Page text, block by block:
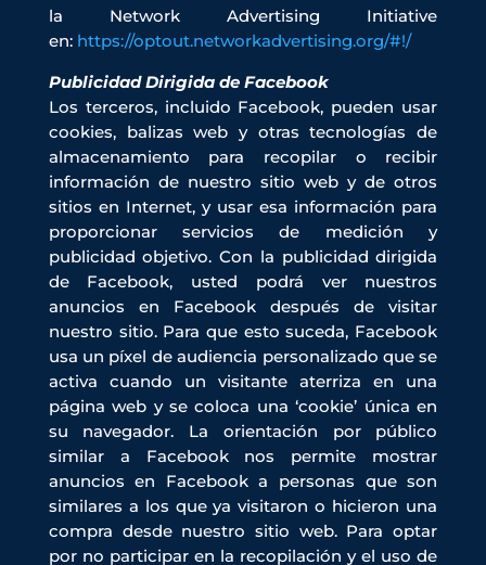
la Network Advertising Initiative
en: https://optout.networkadvertising.org/#!/
Publicidad Dirigida de Facebook
Los terceros, incluido Facebook, pueden usar
cookies, balizas web y otras tecnologías de
almacenamiento para recopilar o recibir
información de nuestro sitio web y de otros
sitios en Internet, y usar esa información para
proporcionar servicios de medición y
publicidad objetivo. Con la publicidad dirigida
de Facebook, usted podrá ver nuestros
anuncios en Facebook después de visitar
nuestro sitio. Para que esto suceda, Facebook
usa un píxel de audiencia personalizado que se
activa cuando un visitante aterriza en una
página web y se coloca una ‘cookie’ única en
su navegador. La orientación por público
similar a Facebook nos permite mostrar
anuncios en Facebook a personas que son
similares a los que ya visitaron o hicieron una
compra desde nuestro sitio web. Para optar
por no participar en la recopilación y el uso de